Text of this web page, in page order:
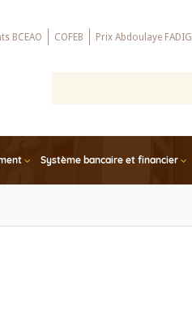
BCEAO COFEB Prix Abdoulaye
Système bancaire et financier